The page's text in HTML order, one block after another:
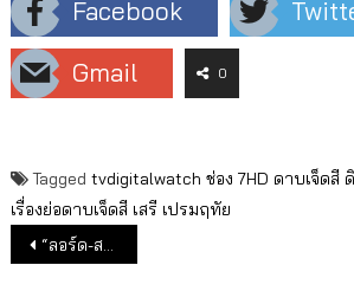
Facebook
Gmail
0
Tagged tvdigitalwatch ช่อง 7HD ดาบเจ็ดสี
เรื่องย่อดาบเจ็ดสี เสรี เปรมฤทัย
แนะแนวเรื่อง
“ลอร์ด-สยม” การันตี “ดาบเจ็ดสี” เวอร์ชั่นใหม่สุดเข้มข้น